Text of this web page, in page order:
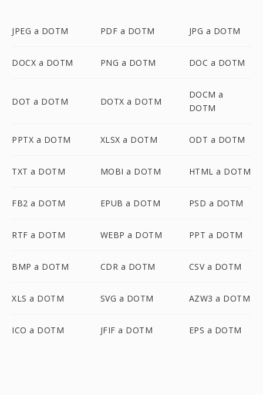
JPEG a DOTM PDF a DOTM JPG a DOTM
DOCX a DOTM PNG a DOTM DOC a DOTM
DOT a DOTM DOTX a DOTM
DOCM a
DOTM
PPTX a DOTM XLSX a DOTM ODT a DOTM
TXT a DOTM MOBI a DOTM HTML a DOTM
FB2 a DOTM EPUB a DOTM PSD a DOTM
RTF a DOTM WEBP a DOTM PPT a DOTM
BMP a DOTM CDR a DOTM CSV a DOTM
XLS a DOTM SVG a DOTM AZW3 a DOTM
ICO a DOTM JFIF a DOTM EPS a DOTM